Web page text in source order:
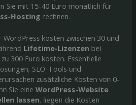
Sie mit 15-40 Euro monatlich für
Hosting rechnen.
kosten zwischen 30 und
Lifetime-Lizenzen bei
300 Euro kosten. Essentielle
SEO-Tools und
zusätzliche Kosten von 0-
Sie eine WordPress-Website
lassen, liegen die Kosten